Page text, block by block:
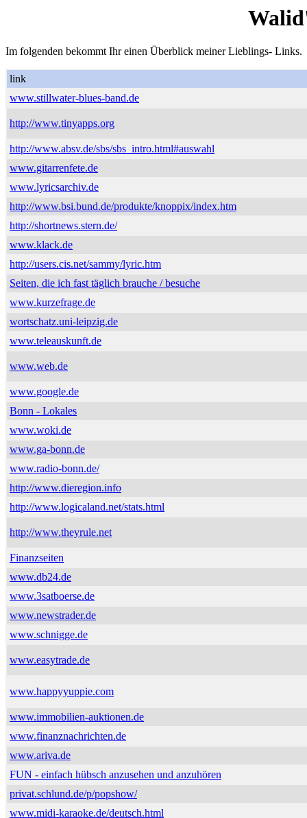
Im folgenden bekommt Ihr einen Überblick meiner Lieblings- Links.
link
www.stillwater-blues-band.de
http://www.tinyapps.org
http://www.absv.de/sbs/sbs_intro.html#auswahl
www.gitarrenfete.de
www.lyricsarchiv.de
http://www.bsi.bund.de/produkte/knoppix/index.htm
http://shortnews.stern.de/
www.klack.de
http://users.cis.net/sammy/lyric.htm
Seiten, die ich fast täglich brauche / besuche
www.kurzefrage.de
wortschatz.uni-leipzig.de
www.teleauskunft.de
www.web.de
www.google.de
Bonn - Lokales
www.woki.de
www.ga-bonn.de
www.radio-bonn.de/
http://www.dieregion.info
http://www.logicaland.net/stats.html
http://www.theyrule.net
Finanzseiten
www.db24.de
www.3satboerse.de
www.newstrader.de
www.schnigge.de
www.easytrade.de
www.happyyuppie.com
www.immobilien-auktionen.de
www.finanznachrichten.de
www.ariva.de
FUN - einfach hübsch anzusehen und anzuhören
privat.schlund.de/p/popshow/
www.midi-karaoke.de/deutsch.html